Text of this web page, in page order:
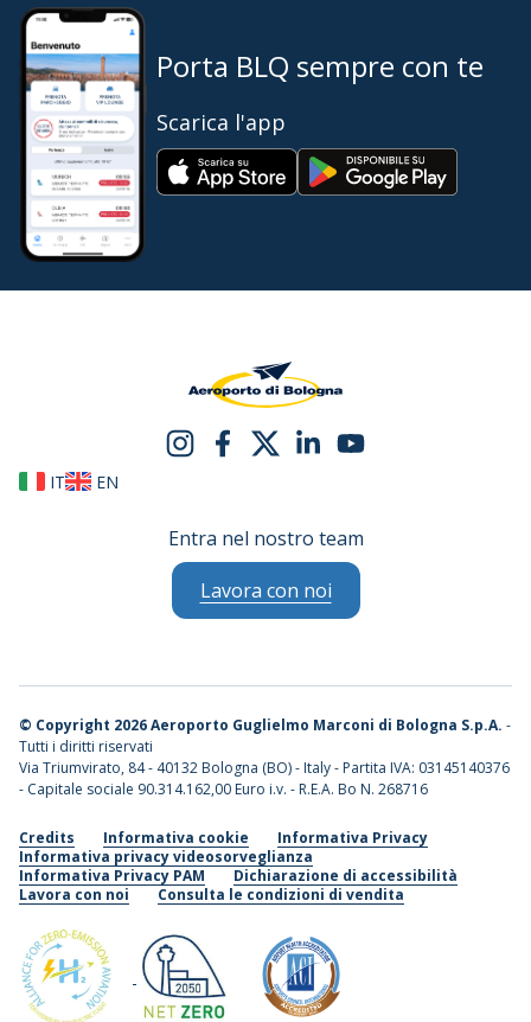
Porta BLQ sempre con te
Scarica l'app
IT EN
Entra nel nostro team
Lavora con noi
© Copyright 2026 Aeroporto Guglielmo Marconi di Bologna S.p.A. -
Tutti i diritti riservati
Via Triumvirato, 84 - 40132 Bologna (BO) - Italy - Partita IVA: 03145140376
- Capitale sociale 90.314.162,00 Euro i.v. - R.E.A. Bo N. 268716
Credits Informativa cookie
Informativa Privacy
Informativa privacy videosorveglianza
Informativa Privacy PAM
Dichiarazione di accessibilità
Lavora con noi
Consulta le condizioni di vendita